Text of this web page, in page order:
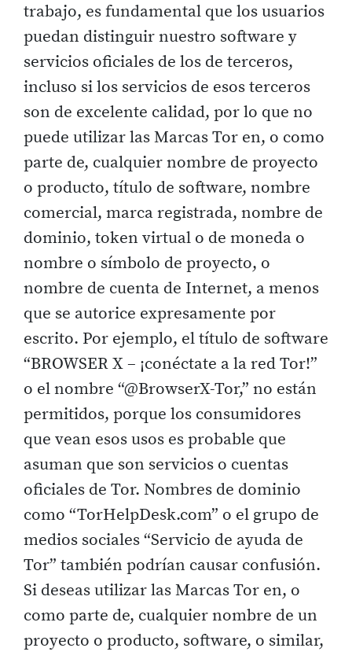
trabajo, es fundamental que los usuarios
puedan distinguir nuestro software y
servicios oficiales de los de terceros,
incluso si los servicios de esos terceros
son de excelente calidad, por lo que no
puede utilizar las Marcas Tor en, o como
parte de, cualquier nombre de proyecto
o producto, título de software, nombre
comercial, marca registrada, nombre de
dominio, token virtual o de moneda o
nombre o símbolo de proyecto, o
nombre de cuenta de Internet, a menos
que se autorice expresamente por
escrito. Por ejemplo, el título de software
“BROWSER X – ¡conéctate a la red Tor!”
o el nombre “@BrowserX-Tor,” no están
permitidos, porque los consumidores
que vean esos usos es probable que
asuman que son servicios o cuentas
oficiales de Tor. Nombres de dominio
como “TorHelpDesk.com” o el grupo de
medios sociales “Servicio de ayuda de
Tor” también podrían causar confusión.
Si deseas utilizar las Marcas Tor en, o
como parte de, cualquier nombre de un
proyecto o producto, software, o similar,